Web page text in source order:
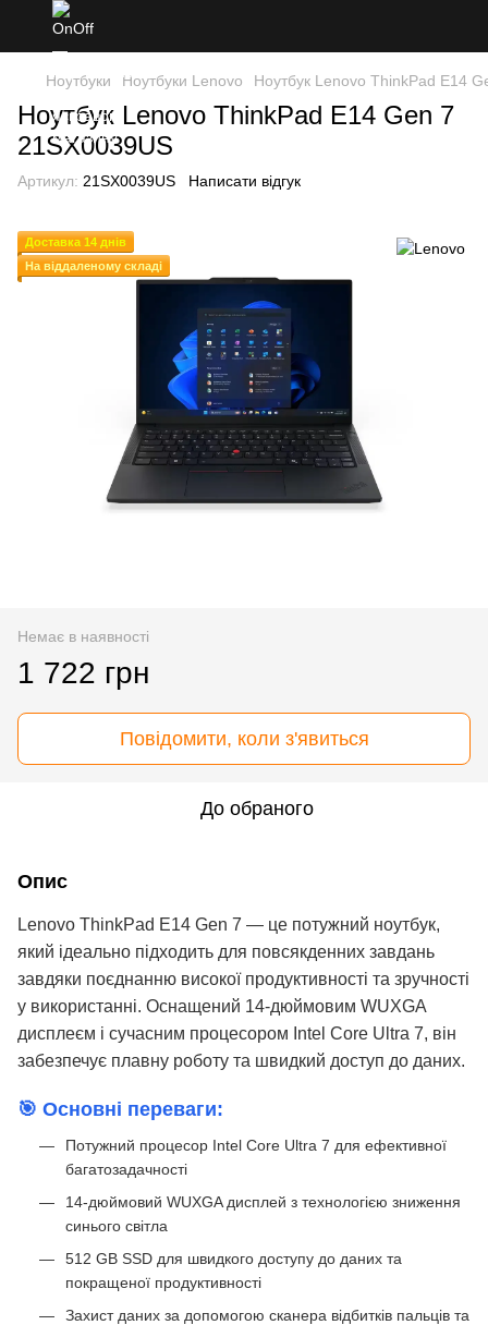
Ноутбуки Ноутбуки Lenovo Ноутбук Lenovo ThinkPad E14
Ноутбук Lenovo ThinkPad E14 Gen 7
21SX0039US
Артикул: 21SX0039US Написати відгук
Доставка 14 днів
На віддаленому складі
Немає в наявності
1 722 грн
Повідомити, коли з'явиться
До обраного
Опис
Lenovo ThinkPad E14 Gen 7 — це потужний ноутбук,
який ідеально підходить для повсякденних завдань
завдяки поєднанню високої продуктивності та зручності
у використанні. Оснащений 14-дюймовим WUXGA
дисплеєм і сучасним процесором Intel Core Ultra 7, він
забезпечує плавну роботу та швидкий доступ до даних.
🎯 Основні переваги:
Потужний процесор Intel Core Ultra 7 для ефективної
багатозадачності
14-дюймовий WUXGA дисплей з технологією зниження
синього світла
512 GB SSD для швидкого доступу до даних та
покращеної продуктивності
Захист даних за допомогою сканера відбитків пальців та